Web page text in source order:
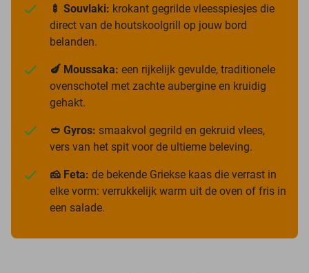
🍢 Souvlaki: krokant gegrilde vleesspiesjes die
direct van de houtskoolgrill op jouw bord
belanden.
🍆 Moussaka: een rijkelijk gevulde, traditionele
ovenschotel met zachte aubergine en kruidig
gehakt.
🥙 Gyros: smaakvol gegrild en gekruid vlees,
vers van het spit voor de ultieme beleving.
🧀 Feta: de bekende Griekse kaas die verrast in
elke vorm: verrukkelijk warm uit de oven of fris in
een salade.